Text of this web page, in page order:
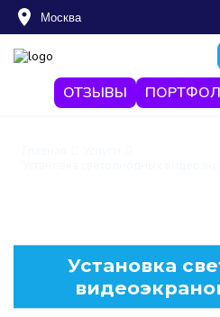
Москва
ОТЗЫВЫ
Установка